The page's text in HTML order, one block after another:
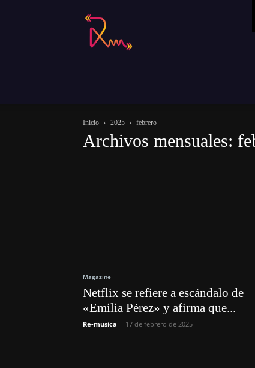
Remusica
Inicio 2025 febrero
Archivos mensuales:
Magazine
Netflix se refiere a escándalo de
«Emilia Pérez» y afirma que...
Re-musica - 17 de febrero de 2025